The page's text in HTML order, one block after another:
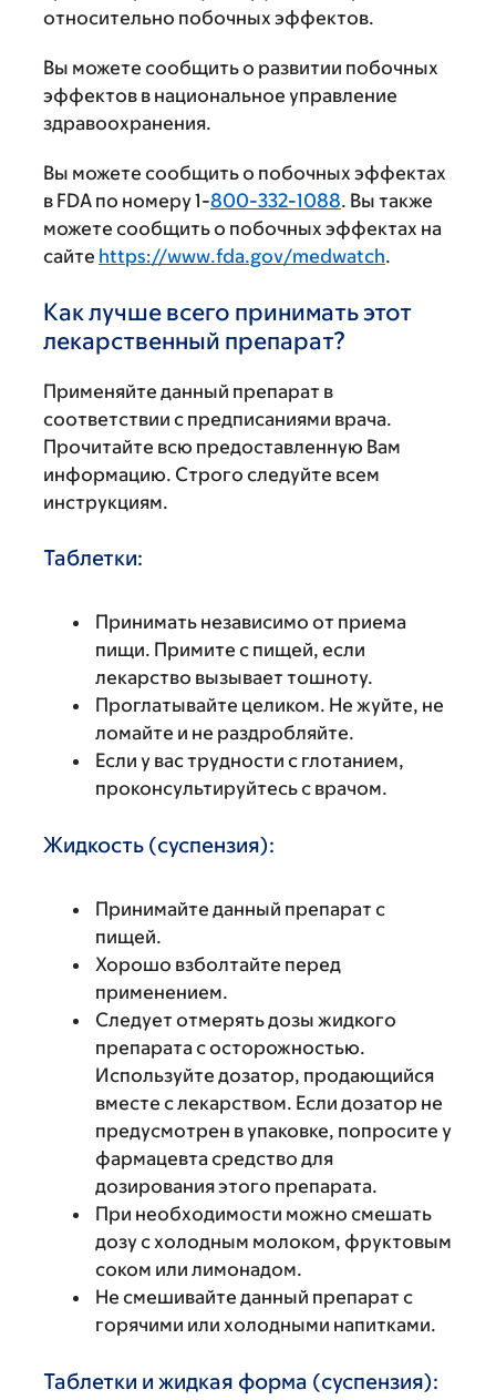
относительно побочных эффектов.
Вы можете сообщить о развитии побочных
эффектов в национальное управление
здравоохранения.
Вы можете сообщить о побочных эффектах
в FDA по номеру 1-800-332-1088. Вы также
можете сообщить о побочных эффектах на
сайте https://www.fda.gov/medwatch.
Как лучше всего принимать этот
лекарственный препарат?
Применяйте данный препарат в
соответствии с предписаниями врача.
Прочитайте всю предоставленную Вам
информацию. Строго следуйте всем
инструкциям.
Таблетки:
Принимать независимо от приема
пищи. Примите с пищей, если
лекарство вызывает тошноту.
Проглатывайте целиком. Не жуйте, не
ломайте и не раздробляйте.
Если у вас трудности с глотанием,
проконсультируйтесь с врачом.
Жидкость (суспензия):
Принимайте данный препарат с
пищей.
Хорошо взболтайте перед
применением.
Следует отмерять дозы жидкого
препарата с осторожностью.
Используйте дозатор, продающийся
вместе с лекарством. Если дозатор не
предусмотрен в упаковке, попросите у
фармацевта средство для
дозирования этого препарата.
При необходимости можно смешать
дозу с холодным молоком, фруктовым
соком или лимонадом.
Не смешивайте данный препарат с
горячими или холодными напитками.
Таблетки и жидкая форма (суспензия):